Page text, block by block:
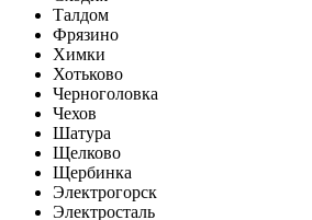
Талдом
Фрязино
Химки
Хотьково
Черноголовка
Чехов
Шатура
Щелково
Щербинка
Электрогорск
Электросталь